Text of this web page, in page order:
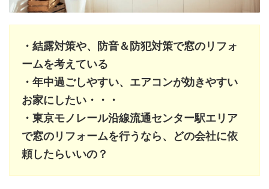
・結露対策や、防音＆防犯対策で窓のリフォ
ームを考えている
・年中過ごしやすい、エアコンが効きやすい
お家にしたい・・・
・東京モノレール沿線流通センター駅エリア
で窓のリフォームを行うなら、どの会社に依
頼したらいいの？